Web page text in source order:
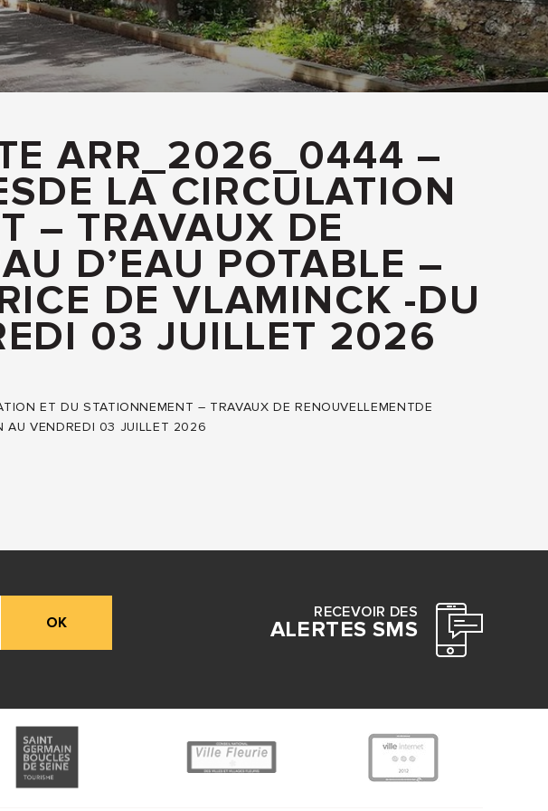
ARR_2026_0444 –
LA CIRCULATION
– TRAVAUX DE
D’EAU POTABLE –
DE VLAMINCK -DU
03 JUILLET 2026
ET DU STATIONNEMENT – TRAVAUX DE RENOUVELLEMENTDE
AU VENDREDI 03 JUILLET 2026
OK
RECEVOIR DES
ALERTES SMS